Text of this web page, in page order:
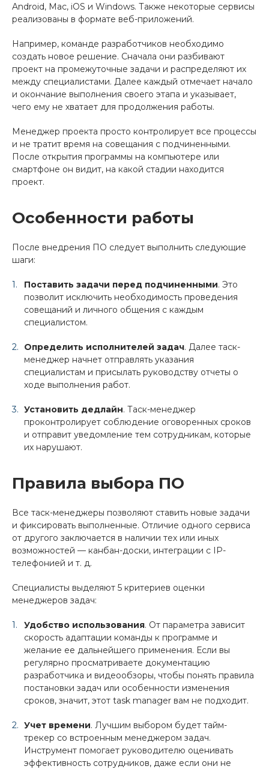
Android, Mac, iOS и Windows. Также некоторые сервисы
реализованы в формате веб-приложений.
Например, команде разработчиков необходимо
создать новое решение. Сначала они разбивают
проект на промежуточные задачи и распределяют их
между специалистами. Далее каждый отмечает начало
и окончание выполнения своего этапа и указывает,
чего ему не хватает для продолжения работы.
Менеджер проекта просто контролирует все процессы
и не тратит время на совещания с подчиненными.
После открытия программы на компьютере или
смартфоне он видит, на какой стадии находится
проект.
Особенности работы
После внедрения ПО следует выполнить следующие
шаги:
Поставить задачи перед подчиненными. Это
позволит исключить необходимость проведения
совещаний и личного общения с каждым
специалистом.
Определить исполнителей задач. Далее таск-
менеджер начнет отправлять указания
специалистам и присылать руководству отчеты о
ходе выполнения работ.
Установить дедлайн. Таск-менеджер
проконтролирует соблюдение оговоренных сроков
и отправит уведомление тем сотрудникам, которые
их нарушают.
Правила выбора ПО
Все таск-менеджеры позволяют ставить новые задачи
и фиксировать выполненные. Отличие одного сервиса
от другого заключается в наличии тех или иных
возможностей — канбан-доски, интеграции с IP-
телефонией и т. д.
Специалисты выделяют 5 критериев оценки
менеджеров задач:
Удобство использования. От параметра зависит
скорость адаптации команды к программе и
желание ее дальнейшего применения. Если вы
регулярно просматриваете документацию
разработчика и видеообзоры, чтобы понять правила
постановки задач или особенности изменения
сроков, значит, этот task manager вам не подходит.
Учет времени. Лучшим выбором будет тайм-
трекер со встроенным менеджером задач.
Инструмент помогает руководителю оценивать
эффективность сотрудников, даже если они не